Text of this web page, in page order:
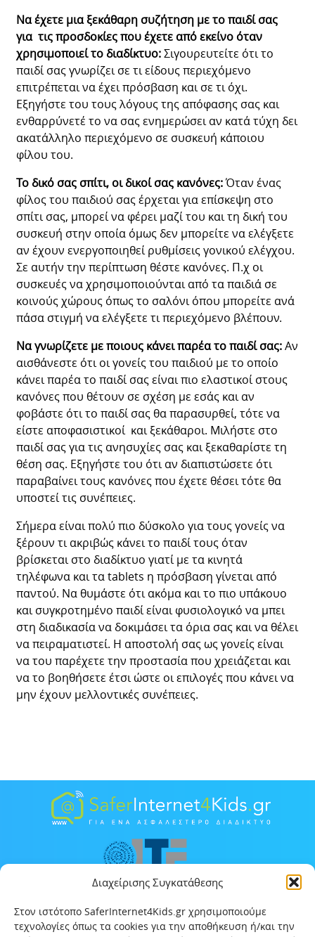
Διαχείρισης Συγκατάθεσης
Στον ιστότοπο SaferInternet4Kids.gr χρησιμοποιούμε
τεχνολογίες όπως τα cookies για την αποθήκευση ή/και την
Να έχετε μια ξεκάθαρη συζήτηση με το παιδί σας
για τις προσδοκίες που έχετε από εκείνο όταν
χρησιμοποιεί το διαδίκτυο:Σιγουρευτείτε ότι το
παιδί σας γνωρίζει σε τι είδους περιεχόμενο
επιτρέπεται να έχει πρόσβαση και σε τι όχι.
Εξηγήστε του τους λόγους της απόφασης σας και
ενθαρρύνετέ το να σας ενημερώσει αν κατά τύχη δει
ακατάλληλο περιεχόμενο σε συσκευή κάποιου
φίλου του.
Το δικό σας σπίτι, οι δικοί σας κανόνες:Όταν ένας
φίλος του παιδιού σας έρχεται για επίσκεψη στο
σπίτι σας, μπορεί να φέρει μαζί του και τη δική του
συσκευή στην οποία όμως δεν μπορείτε να ελέγξετε
αν έχουν ενεργοποιηθεί ρυθμίσεις γονικού ελέγχου.
Σε αυτήν την περίπτωση θέστε κανόνες. Π.χ οι
συσκευές να χρησιμοποιούνται από τα παιδιά σε
κοινούς χώρους όπως το σαλόνι όπου μπορείτε ανά
πάσα στιγμή να ελέγξετε τι περιεχόμενο βλέπουν.
Να γνωρίζετε με ποιους κάνει παρέα το παιδί σας:Αν
αισθάνεστε ότι οι γονείς του παιδιού με το οποίο
κάνει παρέα το παιδί σας είναι πιο ελαστικοί στους
κανόνες που θέτουν σε σχέση με εσάς και αν
φοβάστε ότι το παιδί σας θα παρασυρθεί, τότε να
είστε αποφασιστικοί και ξεκάθαροι. Μιλήστε στο
παιδί σας για τις ανησυχίες σας και ξεκαθαρίστε τη
θέση σας. Εξηγήστε του ότι αν διαπιστώσετε ότι
παραβαίνει τους κανόνες που έχετε θέσει τότε θα
υποστεί τις συνέπειες.
Σήμερα είναι πολύ πιο δύσκολο για τους γονείς να
ξέρουν τι ακριβώς κάνει το παιδί τους όταν
βρίσκεται στο διαδίκτυο γιατί με τα κινητά
τηλέφωνα και τα tablets η πρόσβαση γίνεται από
παντού. Να θυμάστε ότι ακόμα και το πιο υπάκουο
και συγκροτημένο παιδί είναι φυσιολογικό να μπει
στη διαδικασία να δοκιμάσει τα όρια σας και να θέλει
να πειραματιστεί. Η αποστολή σας ως γονείς είναι
να του παρέχετε την προστασία που χρειάζεται και
να το βοηθήσετε έτσι ώστε οι επιλογές που κάνει να
μην έχουν μελλοντικές συνέπειες.